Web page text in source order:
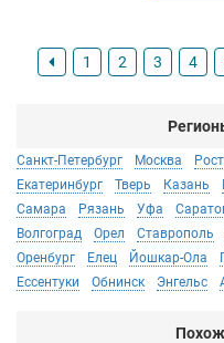
1 2 3 4
Санкт-Петербург Москва
Екатеринбург
Тверь Казань
Самара
Рязань Уфа
Волгоград
Орел Ставрополь
Оренбург
Елец Йошкар-Ола
Ессентуки
Обнинск Энгельс